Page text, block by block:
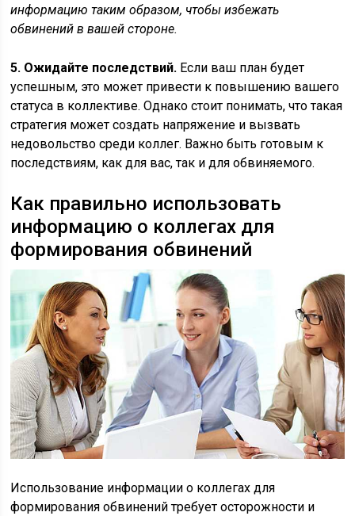
информацию таким образом, чтобы избежать
обвинений в вашей стороне.
5. Ожидайте последствий. Если ваш план будет
успешным, это может привести к повышению вашего
статуса в коллективе. Однако стоит понимать, что такая
стратегия может создать напряжение и вызвать
недовольство среди коллег. Важно быть готовым к
последствиям, как для вас, так и для обвиняемого.
Как правильно использовать
информацию о коллегах для
формирования обвинений
Использование информации о коллегах для
формирования обвинений требует осторожности и